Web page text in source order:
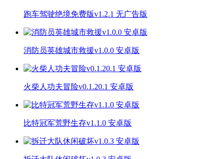
跑车驾驶绝境免费版v1.2.1 无广告版
消防员英雄城市救援v1.0.0 安卓版
火柴人功夫冒险v0.1.20.1 安卓版
比特冠军荒野生存v1.1.0 安卓版